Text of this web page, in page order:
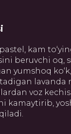
kam
beruvchi oq,
yumshoq
lavanda
voz
kamaytirib,